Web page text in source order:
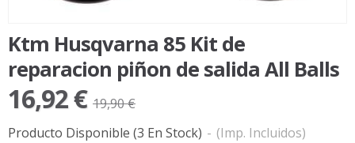
Ktm Husqvarna 85 Kit de
reparacion piñon de salida All Balls
16,92 € 19,90 €
Producto Disponible (3 En Stock) - (Imp. Incluidos)